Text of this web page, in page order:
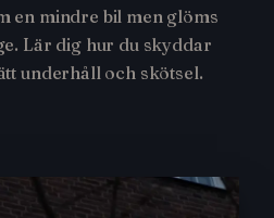
en mindre bil men glöms
Lär dig hur du skyddar
underhåll och skötsel.